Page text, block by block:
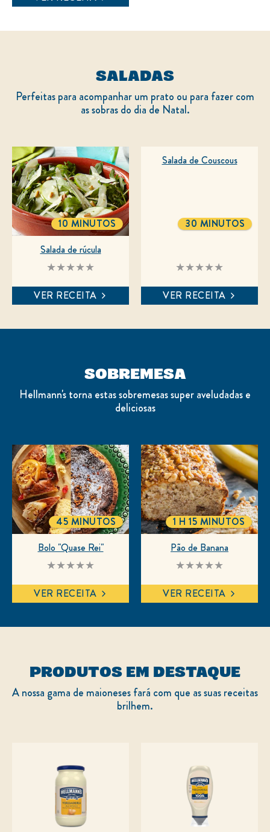
este
SALADAS
Perfeitas para acompanhar um prato ou para fazer com
as sobras do dia de Natal.
Nenhuma
para
este
Salada de rúcula
TOTALTIME
10 MINUTOS
VER RECEITA
Nenhuma
para
este
Salada de Couscous
TOTALTIME
30 MINUTOS
VER RECEITA
SOBREMESA
Hellmann's torna estas sobremesas super aveludadas e
deliciosas
Nenhuma
para
este
Bolo "Quase Rei"
TOTALTIME
45 MINUTOS
VER RECEITA
Nenhuma
para
este
Pão de Banana
TOTALTIME
1 H 15 MINUTOS
VER RECEITA
PRODUTOS EM DESTAQUE
A nossa gama de maioneses fará com que as suas receitas
brilhem.